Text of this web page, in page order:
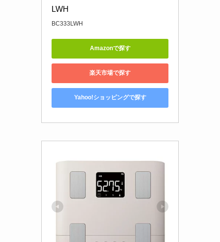
LWH
BC333LWH
Amazonで探す
楽天市場で探す
Yahoo!ショッピングで探す